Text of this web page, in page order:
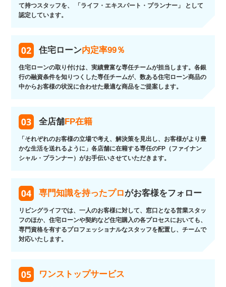
て持つスタッフを、 「ライフ・エキスパート・プランナー」 として
認定しています。
住宅ローン内定率99％
住宅ローンの取り付けは、実績豊富な専任チームが担当します。各銀
行の融資条件を知りつくした専任チームが、数ある住宅ローン商品の
中からお客様の状況に合わせた最適な商品をご提案します。
全店舗FP在籍
「それぞれのお客様の立場で考え、解決策を見出し、お客様がより豊
かな生活を送れるように」各店舗に在籍する専任のFP（ファイナン
シャル・プランナー）がお手伝いさせていただきます。
専門知識を持ったプロがお客様をフォロー
リビングライフでは、一人のお客様に対して、窓口となる営業スタッ
フのほか、住宅ローンや契約など住宅購入の各プロセスにおいても、
専門資格を有するプロフェッショナルなスタッフを配置し、チームで
対応いたします。
ワンストップサービス